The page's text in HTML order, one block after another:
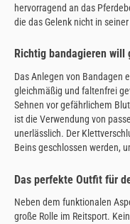
hervorragend an das
die das Gelenk nicht in
Richtig bandagieren will
Das Anlegen von Bandagen
gleichmäßig und faltenfrei
Sehnen vor gefährlichem
ist die Verwendung von
unerlässlich. Der
Beins geschlossen werden,
Das perfekte Outfit für
Neben dem funktionalen
große Rolle im Reitsport.